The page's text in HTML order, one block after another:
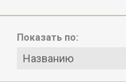
Показать по:
Названию